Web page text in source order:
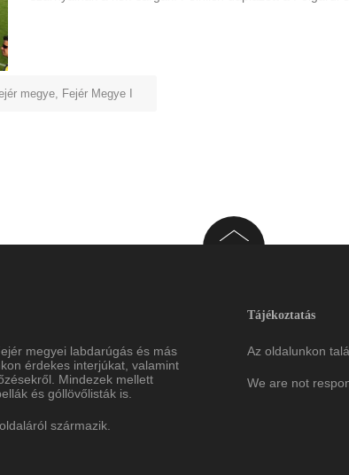
megye Fejér Megye I
megyei labdarúgás és más
érdekes interjúkat, valamint
Mindezek mellett
és góllövőlisták is.
oldaláról származik.
Tájékoztatás
Az oldalunkon
We are not